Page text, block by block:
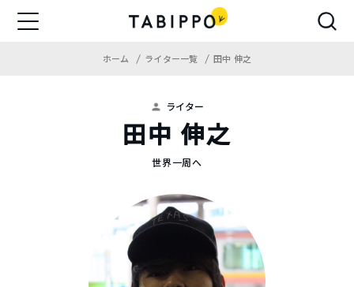
ホーム ライター一覧 田中 伸之
ライター
田中 伸之
世界一周へ